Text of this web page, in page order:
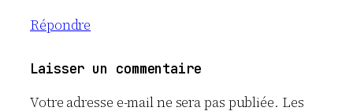
Répondre
Laisser un commentaire
Votre adresse e-mail ne sera pas publiée. Les